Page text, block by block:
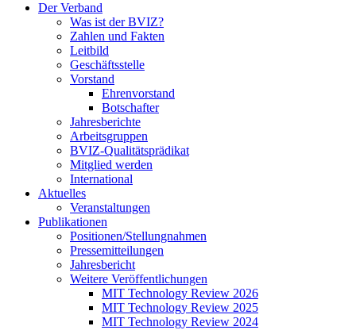
Der Verband
Was ist der BVIZ?
Zahlen und Fakten
Leitbild
Geschäftsstelle
Vorstand
Ehrenvorstand
Botschafter
Jahresberichte
Arbeitsgruppen
BVIZ-Qualitätsprädikat
Mitglied werden
International
Aktuelles
Veranstaltungen
Publikationen
Positionen/Stellungnahmen
Pressemitteilungen
Jahresbericht
Weitere Veröffentlichungen
MIT Technology Review 2026
MIT Technology Review 2025
MIT Technology Review 2024